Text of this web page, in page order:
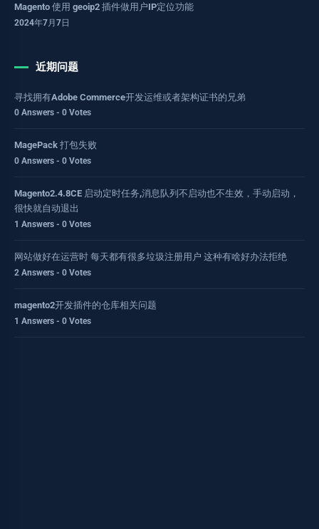
Magento 使用 geoip2 插件做用户IP定位功能
2024年7月7日
近期问题
寻找拥有Adobe Commerce开发运维或者架构证书的兄弟
0 Answers - 0 Votes
MagePack 打包失败
0 Answers - 0 Votes
Magento2.4.8CE 启动定时任务,消息队列不启动也不生效，手动启动，
很快就自动退出
1 Answers - 0 Votes
网站做好在运营时 每天都有很多垃圾注册用户 这种有啥好办法拒绝
2 Answers - 0 Votes
magento2开发插件的仓库相关问题
1 Answers - 0 Votes